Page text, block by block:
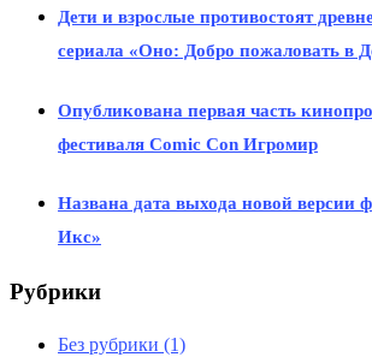
Дети и взрослые противостоят
сериала «Оно: Добро пожаловать в
Опубликована первая часть
фестиваля Сomic Con Игромир
Названа дата выхода новой версии
Икс»
Рубрики
Без рубрики (1)